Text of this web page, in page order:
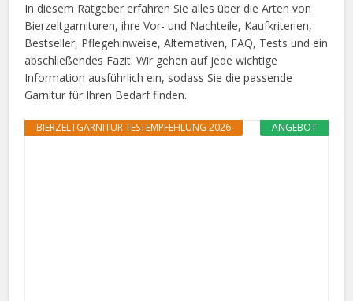
In diesem Ratgeber erfahren Sie alles über die Arten von
Bierzeltgarnituren, ihre Vor- und Nachteile, Kaufkriterien,
Bestseller, Pflegehinweise, Alternativen, FAQ, Tests und ein
abschließendes Fazit. Wir gehen auf jede wichtige
Information ausführlich ein, sodass Sie die passende
Garnitur für Ihren Bedarf finden.
ANGEBOT
BIERZELTGARNITUR TESTEMPFEHLUNG 2026